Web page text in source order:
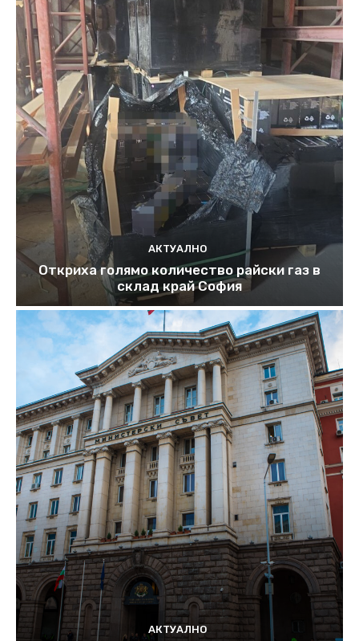
АКТУАЛНО
Откриха голямо количество райски газ в
склад край София
АКТУАЛНО